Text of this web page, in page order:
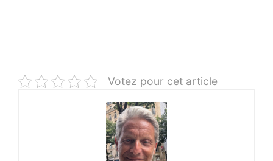
Votez pour cet article